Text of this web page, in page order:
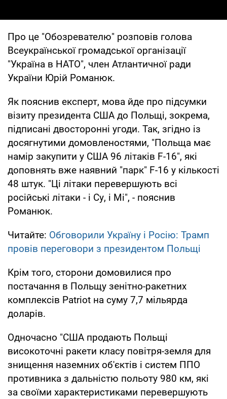
Про це "Обозревателю" розповів голова
Всеукраїнської громадської організації
"Україна в НАТО", член Атлантичної ради
України Юрій Романюк.
Як пояснив експерт, мова йде про підсумки
візиту президента США до Польщі, зокрема,
підписані двосторонні угоди. Так, згідно із
досягнутими домовленостями, "Польща має
намір закупити у США 96 літаків F-16", які
доповнять вже наявний "парк" F-16 у кількості
48 штук. "Ці літаки перевершують всі
російські літаки - і Су, і Мі", - пояснив
Романюк.
Читайте: Обговорили Україну і Росію: Трамп
провів переговори з президентом Польщі
Крім того, сторони домовилися про
постачання в Польщу зенітно-ракетних
комплексів Patriot на суму 7,7 мільярда
доларів.
Одночасно "США продають Польщі
високоточні ракети класу повітря-земля для
знищення наземних об'єктів і систем ППО
противника з дальністю польоту 980 км, які
за своїми характеристиками перевершують